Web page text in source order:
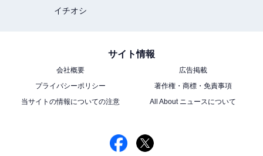
イチオシ
サイト情報
会社概要
広告掲載
プライバシーポリシー
著作権・商標・免責事項
当サイトの情報についての注意
All About ニュースについて